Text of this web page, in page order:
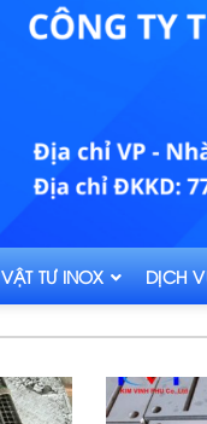
VẬT TƯ INOX DỊCH